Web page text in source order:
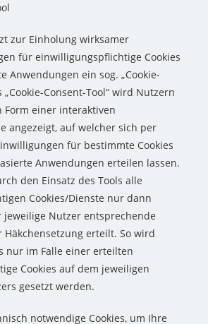
zur Einholung wirksamer
für einwilligungspflichtige Cookies
Anwendungen ein sog. „Cookie-
„Cookie-Consent-Tool“ wird Nutzern
Form einer interaktiven
angezeigt, auf welcher sich per
für bestimmte Cookies
Anwendungen erteilen lassen.
den Einsatz des Tools alle
Cookies/Dienste nur dann
jeweilige Nutzer entsprechende
erteilt. So wird
nur im Falle einer erteilten
Cookies auf dem jeweiligen
gesetzt werden.
notwendige Cookies, um Ihre